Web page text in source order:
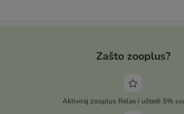
Zašto zooplus?
Aktiviraj zooplus Relax i uštedi 5%